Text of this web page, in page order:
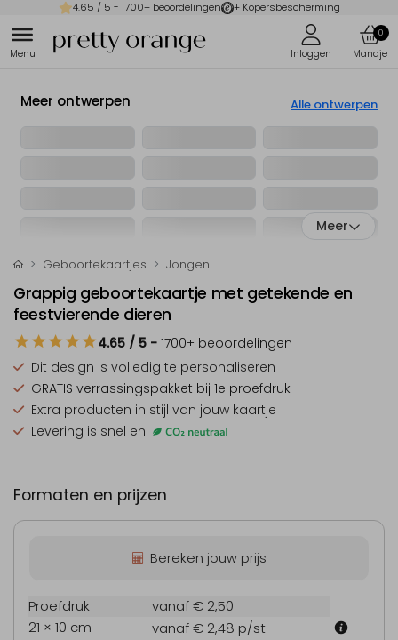
4.65 / 5 - 1700+ beoordelingen + Kopersbescherming
0
Meer ontwerpen Alle ontwerpen
Meer
Geboortekaartjes Jongen
Grappig geboortekaartje met getekende en
feestvierende dieren
4.65 / 5 - 1700+ beoordelingen
Dit design is volledig te personaliseren
GRATIS verrassingspakket bij 1e proefdruk
Extra producten in stijl van jouw kaartje
Levering is snel en
Formaten en prijzen
Bereken jouw prijs
Proefdruk
vanaf € 2,50
21 × 10 cm
vanaf € 2,48 p/st